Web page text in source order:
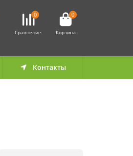
0
Сравнение
0
Корзина
Контакты